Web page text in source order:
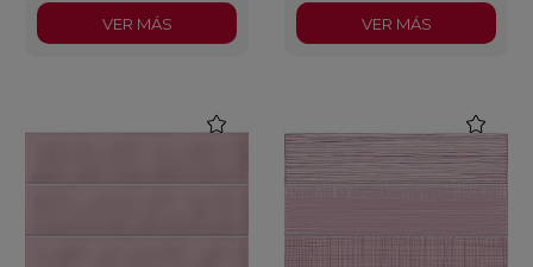
VER MÁS VER MÁS